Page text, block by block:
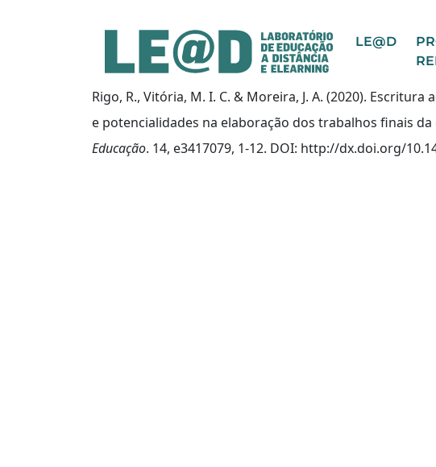
Ir para o conteúdo principal
Informações de acessibilidade LE@D
Rigo, R., Vitória, M. I. C. & Moreira, J. A. (2020).
e potencialidades na elaboração dos trabalhos finais da
Educação. 14, e3417079, 1-12. DOI: http://dx.doi.org/